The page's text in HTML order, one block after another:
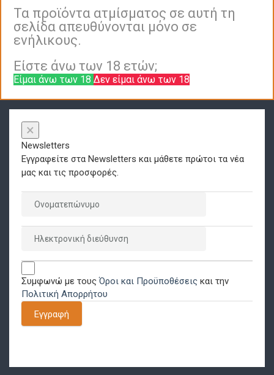
Τα προϊόντα ατμίσματος σε αυτή τη
σελίδα απευθύνονται μόνο σε
ενήλικους.
Είστε άνω των 18 ετών;
Είμαι άνω των 18 Δεν είμαι άνω των 18
×
Newsletters
Εγγραφείτε στα Newsletters και μάθετε πρώτοι τα νέα
μας και τις προσφορές.
Συμφωνώ με τουςΌροι και Προϋποθέσεις και την
Πολιτική Απορρήτου